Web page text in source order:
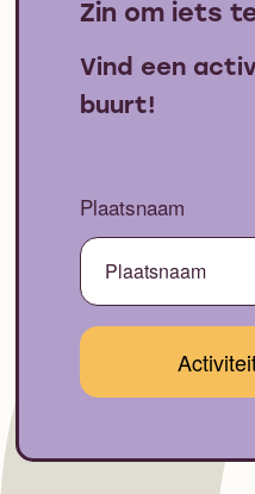
Zin om iets
Vind een
buurt!
Plaatsnaam